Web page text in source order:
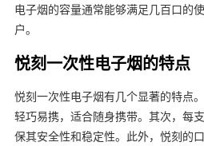
电子烟的容量通常能够满足几百口的
户。
悦刻一次性电子烟的特点
悦刻一次性电子烟有几个显著的特点
轻巧易携，适合随身携带。其次，每
保其安全性和稳定性。此外，悦刻的